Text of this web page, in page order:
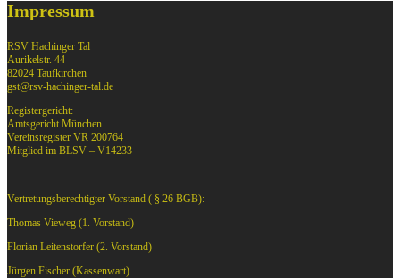
Impressum
RSV Hachinger Tal
Aurikelstr. 44
82024 Taufkirchen
gst@rsv-hachinger-tal.de
Registergericht:
Amtsgericht München
Vereinsregister VR 200764
Mitglied im BLSV – V14233
Vertretungsberechtigter Vorstand ( § 26 BGB):
Thomas Vieweg (1. Vorstand)
Florian Leitenstorfer (2. Vorstand)
Jürgen Fischer (Kassenwart)